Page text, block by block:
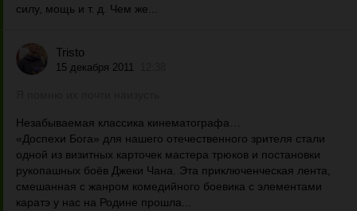
силу, мощь и т. д. Чем же...
Tristo
15 декабря 2011
Незабываемая классика кинематографа…
«Доспехи Бога» для нашего отечественного зрителя стали
одной из визитных карточек мастера трюков и постановки
рукопашных боёв Джеки Чана. Эта приключенческая лента,
смешанная с жанром комедийного боевика с элементами
каратэ у нас на Родине прошла...